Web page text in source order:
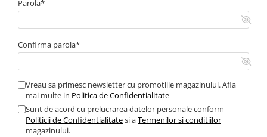
Parola*
Confirma parola*
Vreau sa primesc newsletter cu promotiile magazinului. Afla
mai multe in Politica de Confidentialitate
Sunt de acord cu prelucrarea datelor personale conform
Politicii de Confidentialitatesi aTermenilor si conditiilor
magazinului.